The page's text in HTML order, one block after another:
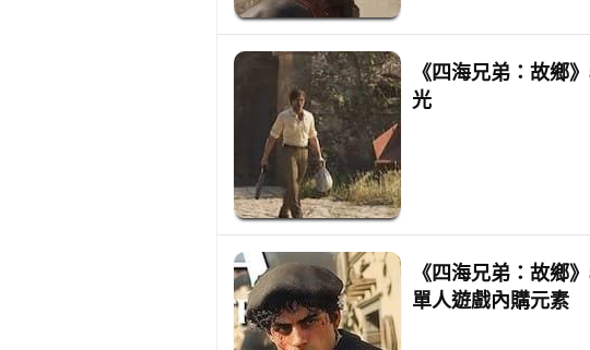
《四海兄弟：故鄉
光
《四海兄弟：故鄉
單人遊戲內購元素